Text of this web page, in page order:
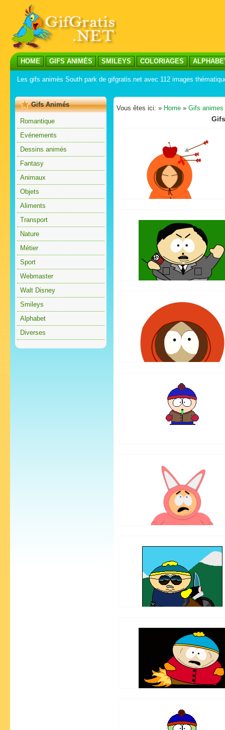
HOME GIFS ANIMÉS SMILEYS COLORIAGES
Les gifs animés South park de gifgratis.net avec 112 images
Gifs Animés
Romantique
Evénements
Dessins animés
Fantasy
Animaux
Objets
Aliments
Transport
Nature
Métier
Sport
Webmaster
Walt Disney
Smileys
Alphabet
Diverses
Vous êtes ici: » Home » Gifs animes